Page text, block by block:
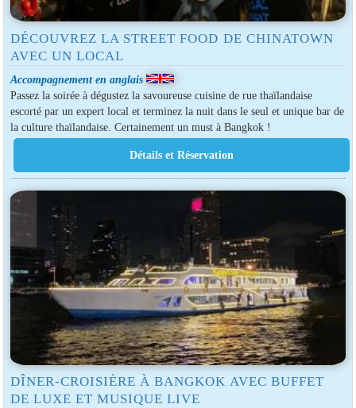
DÉCOUVREZ LA STREET FOOD DE CHINATOWN
AVEC UN LOCAL
Accompagnement en anglais
Passez la soirée à dégustez la savoureuse cuisine de rue thaïlandaise
escorté par un expert local et terminez la nuit dans le seul et unique bar de
la culture thaïlandaise. Certainement un must à Bangkok !
DÎNER-CROISIÈRE À BANGKOK AVEC BUFFET
DE LUXE ET MUSIQUE LIVE